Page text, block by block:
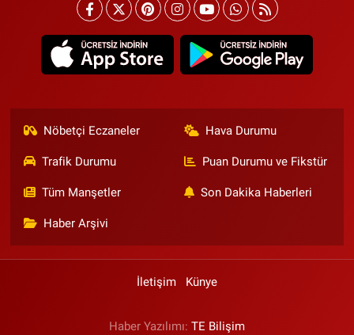
Nöbetçi Eczaneler Hava Durumu
Trafik Durumu Puan Durumu ve Fikstür
Tüm Manşetler Son Dakika Haberleri
Haber Arşivi
İletişim Künye
Haber Yazılımı: TE Bilişim